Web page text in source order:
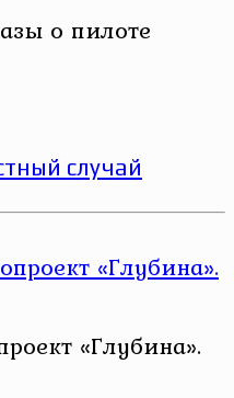
о пилоте
случай
«Глубина».